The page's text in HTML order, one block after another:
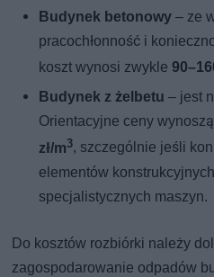
Budynek betonowy – ze
pracochłonność i
koszt wynosi zwykle
Budynek z żelbetu – jest
Orientacyjne ceny
zł/m3, szczególnie jeśli
elementów
specjalistycznych maszyn.
Do kosztów rozbiórki należy
zagospodarowanie odpadów